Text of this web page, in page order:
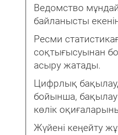
Ведомство
байланысты
Ресми
соқтығысуынан
асыру жатады.
Цифрлық
бойынша,
көлік
Жүйені кеңейту